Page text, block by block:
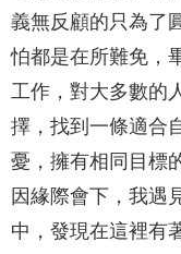
義無反顧的只為了
怕都是在所難免，
工作，對大多數的
擇，找到一條適合
憂，擁有相同目標
因緣際會下，我遇
中，發現在這裡有